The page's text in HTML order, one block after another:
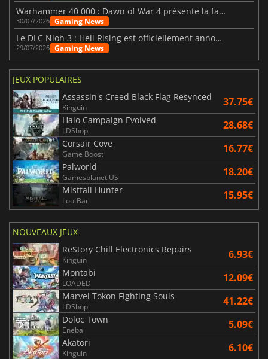
Warhammer 40 000 : Dawn of War 4 présente la faction des Nécrons
30/07/2026 Gaming News
Le DLC Nioh 3 : Hell Rising est officiellement annoncé
29/07/2026 Gaming News
JEUX POPULAIRES
Assassin's Creed Black Flag Resynced
Kinguin 37.75€
Halo Campaign Evolved
LDShop 28.68€
Corsair Cove
Game Boost 16.77€
Palworld
Gamesplanet US 18.20€
Mistfall Hunter
LootBar 15.95€
NOUVEAUX JEUX
ReStory Chill Electronics Repairs
Kinguin 6.93€
Montabi
LOADED 12.09€
Marvel Tokon Fighting Souls
LDShop 41.22€
Doloc Town
Eneba 5.09€
Akatori
Kinguin 6.10€